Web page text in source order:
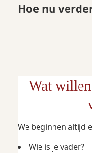
Hoe nu
Wat
We beginnen altijd
Wie is je vader?